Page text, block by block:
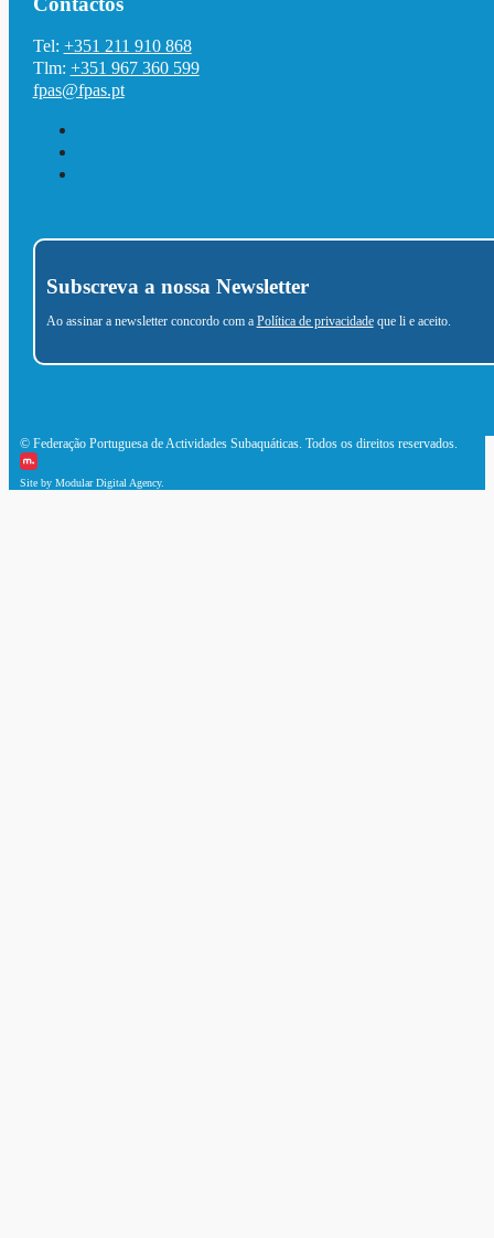
Tel: +351 211 910 868
Tlm: +351 967 360 599
fpas@fpas.pt
Subscreva a nossa Newsletter
Ao assinar a newsletter concordo com a Política de privacidadeque li e aceito.
© Federação Portuguesa de Actividades Subaquáticas. Todos os direitos reservados.
Site by Modular Digital Agency.